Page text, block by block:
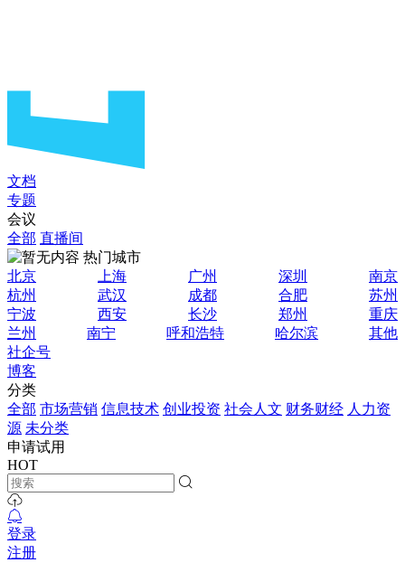
文档
专题
会议
全部 直播间
热门城市
北京
上海 广州 深圳
南京
杭州
武汉 成都 合肥
苏州
宁波
西安 长沙 郑州
重庆
兰州
南宁 呼和浩特 哈尔滨
其他
社企号
博客
分类
全部 市场营销 信息技术 创业投资 社会人文 财务财经 人力资
源 未分类
申请试用
HOT
登录
注册